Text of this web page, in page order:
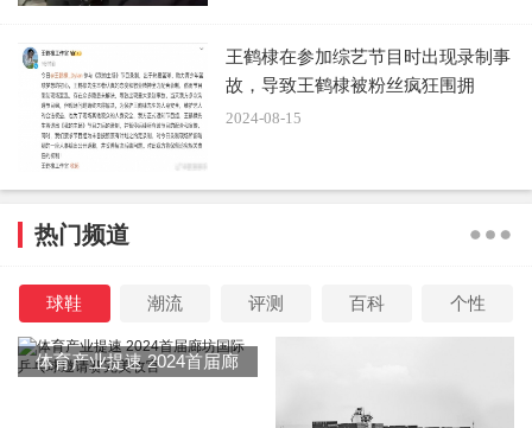
王鹤棣在参加综艺节目时出现录制事
故，导致王鹤棣被粉丝疯狂围拥
2024-08-15
热门频道
球鞋 潮流 评测 百科 个性
体育产业提速 2024首届廊